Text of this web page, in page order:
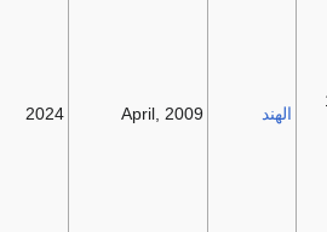
Construction